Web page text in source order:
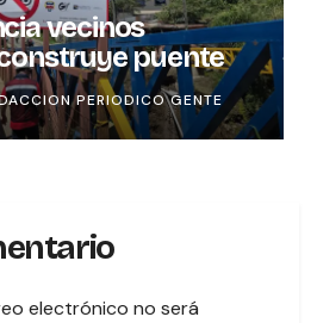
vecinos
puente
PERIODICO GENTE
electrónico no será